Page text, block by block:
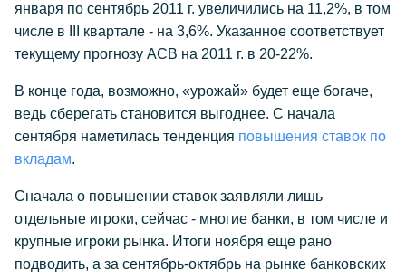
января по сентябрь 2011 г. увеличились на 11,2%, в том
числе в III квартале - на 3,6%. Указанное соответствует
текущему прогнозу АСВ на 2011 г. в 20-22%.
В конце года, возможно, «урожай» будет еще богаче,
ведь сберегать становится выгоднее. С начала
сентября наметилась тенденция повышения ставок по
вкладам.
Сначала о повышении ставок заявляли лишь
отдельные игроки, сейчас - многие банки, в том числе и
крупные игроки рынка. Итоги ноября еще рано
подводить, а за сентябрь-октябрь на рынке банковских